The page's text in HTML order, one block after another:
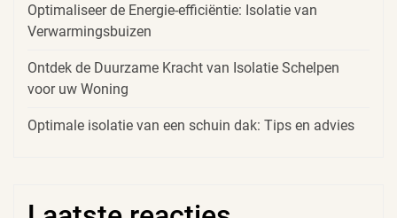
Optimaliseer de Energie-efficiëntie: Isolatie van
Verwarmingsbuizen
Ontdek de Duurzame Kracht van Isolatie Schelpen
voor uw Woning
Optimale isolatie van een schuin dak: Tips en advies